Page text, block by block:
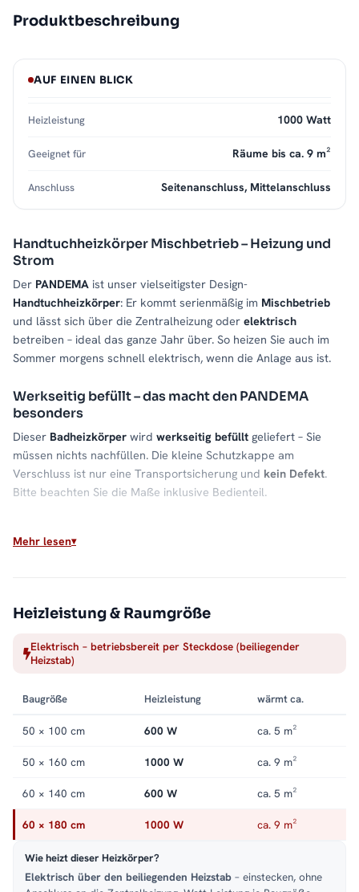
Produktbeschreibung
Handtuchheizkörper Mischbetrieb – Heizung und
Strom
Der PANDEMA ist unser vielseitigster Design-
Handtuchheizkörper: Er kommt serienmäßig im Mischbetrieb
und lässt sich über die Zentralheizung oder elektrisch
betreiben – ideal das ganze Jahr über. So heizen Sie auch im
Sommer morgens schnell elektrisch, wenn die Anlage aus ist.
Werkseitig befüllt – das macht den PANDEMA
besonders
Dieser Badheizkörper wird werkseitig befüllt geliefert – Sie
müssen nichts nachfüllen. Die kleine Schutzkappe am
Verschluss ist nur eine Transportsicherung und kein Defekt.
Bitte beachten Sie die Maße inklusive Bedienteil.
Fürkleine bis mittelgroße Bäder. DankSeiten- und
Mittelanschluss
Wärme und Komfort im Bad
mit echtem Alltagskomfort: vorgewärmte Handtücher, ein
trockenes Raumklima und wohlige Wärme – wann immer Sie sie
brauchen.
Passende Varianten, Zubehör & Service
,
AUF EINEN BLICK
Heizleistung 1000 Watt
Geeignet für Räume bis ca. 9 m²
Anschluss Seitenanschluss, Mittelanschluss
Mehr lesen
Heizleistung & Raumgröße
Elektrisch – betriebsbereit per Steckdose (beiliegender
Heizstab)
Baugröße Heizleistung wärmt ca.
50 × 100 cm 600 W ca. 5 m²
50 × 160 cm 1000 W ca. 9 m²
60 × 140 cm 600 W ca. 5 m²
60 × 180 cm 1000 W ca. 9 m²
Wie heizt dieser Heizkörper?
Elektrisch über den beiliegenden Heizstab – einstecken, ohne